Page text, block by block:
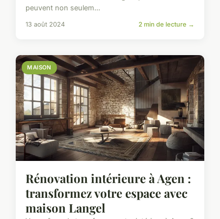
peuvent non seulem...
13 août 2024 2 min de lecture →
MAISON
Rénovation intérieure à Agen :
transformez votre espace avec
maison Langel